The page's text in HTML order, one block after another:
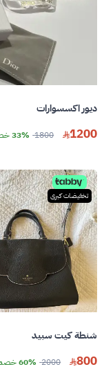
ديور اكسسوارات
1200
1800 33% خصم
تخفيضات كبرى
شنطة كيت سبيد
800
2000 60% خصم